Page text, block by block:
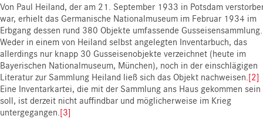
Von Paul Heiland, der am 21. September 1933 in Potsdam
war, erhielt das Germanische Nationalmuseum im Februar 1934 im
Erbgang dessen rund 380 Objekte umfassende Gusseisensammlung.
Weder in einem von Heiland selbst angelegten Inventarbuch, das
allerdings nur knapp 30 Gusseisenobjekte verzeichnet (heute im
Bayerischen Nationalmuseum, München), noch in der einschlägigen
Literatur zur Sammlung Heiland ließ sich das Objekt nachweisen.[2]
Eine Inventarkartei, die mit der Sammlung ans Haus gekommen sein
soll, ist derzeit nicht auffindbar und möglicherweise im Krieg
untergegangen.[3]